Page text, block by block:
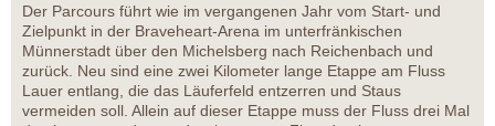
Der Parcours führt wie im vergangenen Jahr vom Start- und
Zielpunkt in der Braveheart-Arena im unterfränkischen
Münnerstadt über den Michelsberg nach Reichenbach und
zurück. Neu sind eine zwei Kilometer lange Etappe am Fluss
Lauer entlang, die das Läuferfeld entzerren und Staus
vermeiden soll. Allein auf dieser Etappe muss der Fluss drei Mal